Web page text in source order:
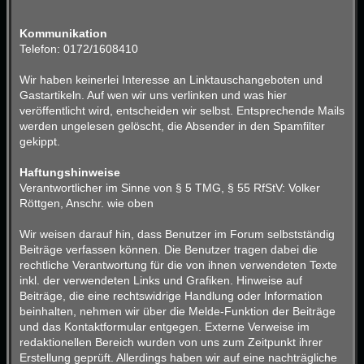
Kommunikation
Telefon: 0172/1608410
Wir haben keinerlei Interesse an Linktauschangeboten und
Gastartikeln. Auf wen wir uns verlinken und was hier
veröffentlicht wird, entscheiden wir selbst. Entsprechende Mails
werden ungelesen gelöscht, die Absender in den Spamfilter
gekippt.
Haftungshinweise
Verantwortlicher im Sinne von § 5 TMG, § 55 RfStV: Volker
Röttgen, Anschr. wie oben
Wir weisen darauf hin, dass Benutzer im Forum selbstständig
Beiträge verfassen können. Die Benutzer tragen dabei die
rechtliche Verantwortung für die von ihnen verwendeten Texte
inkl. der verwendeten Links und Grafiken. Hinweise auf
Beiträge, die eine rechtswidrige Handlung oder Information
beinhalten, nehmen wir über die Melde-Funktion der Beiträge
und das Kontaktformular entgegen. Externe Verweise im
redaktionellen Bereich wurden von uns zum Zeitpunkt ihrer
Erstellung geprüft. Allerdings haben wir auf eine nachträgliche